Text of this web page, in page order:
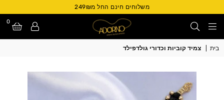
משלוחים חינם החל מ249₪
Adorno
0
בית צמיד קוביות וכדורי גולדפילד